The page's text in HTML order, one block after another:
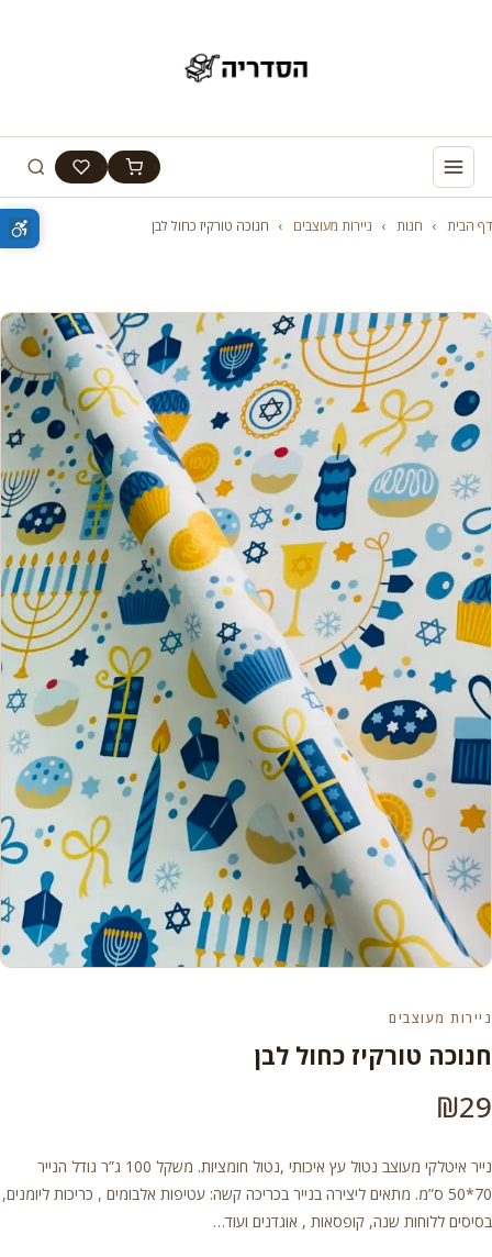
דף הבית › חנות › ניירות מעוצבים › חנוכה טורקיז כחול לבן
ניירות מעוצבים
חנוכה טורקיז כחול לבן
₪29
נייר איטלקי מעוצב נטול עץ איכותי ,נטול חומציות. משקל 100 ג”ר גודל הנייר
70*50 ס”מ. מתאים ליצירה בנייר בכריכה קשה: עטיפות אלבומים , כריכות ליומנים,
בסיסים ללוחות שנה, קופסאות , אוגדנים ועוד…